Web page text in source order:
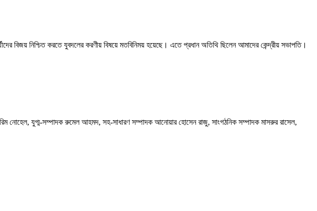
বিজয় নিশ্চিত করতে যুবদলের করণীয় বিষয়ে মতবিনিময় হয়েছে। এতে প্রধান অতিথি ছিলেন আমাদের কেন্দ্রীয় সভাপতি।
নোহেল, যুগ্ম-সম্পাদক রুমেল আহমদ, সহ-সাধারণ সম্পাদক আনোয়ার হোসেন রাজু, সাংগঠনিক সম্পাদক মাসরুর রাসেল,